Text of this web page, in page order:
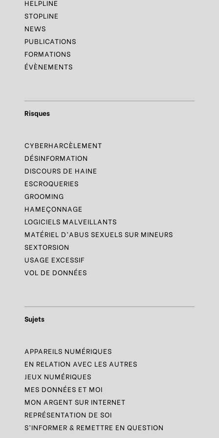
HELPLINE
STOPLINE
NEWS
PUBLICATIONS
FORMATIONS
ÉVÈNEMENTS
Risques
CYBERHARCÈLEMENT
DÉSINFORMATION
DISCOURS DE HAINE
ESCROQUERIES
GROOMING
HAMEÇONNAGE
LOGICIELS MALVEILLANTS
MATÉRIEL D’ABUS SEXUELS SUR MINEURS
SEXTORSION
USAGE EXCESSIF
VOL DE DONNÉES
Sujets
APPAREILS NUMÉRIQUES
EN RELATION AVEC LES AUTRES
JEUX NUMÉRIQUES
MES DONNÉES ET MOI
MON ARGENT SUR INTERNET
REPRÉSENTATION DE SOI
S’INFORMER & REMETTRE EN QUESTION